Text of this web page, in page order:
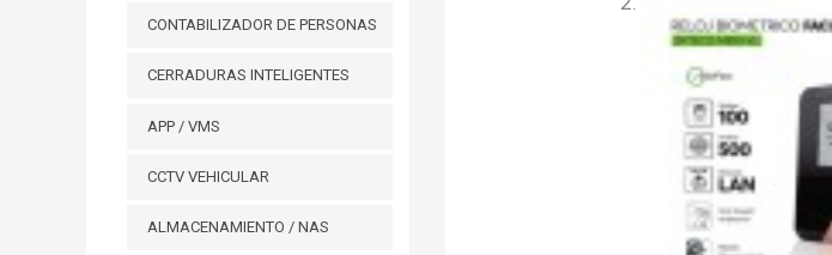
CONTABILIZADOR DE PERSONAS
CERRADURAS INTELIGENTES
APP / VMS
CCTV VEHICULAR
ALMACENAMIENTO / NAS